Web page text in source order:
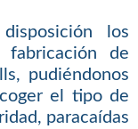
los
fabricación de
pudiéndonos
el tipo de
paracaídas